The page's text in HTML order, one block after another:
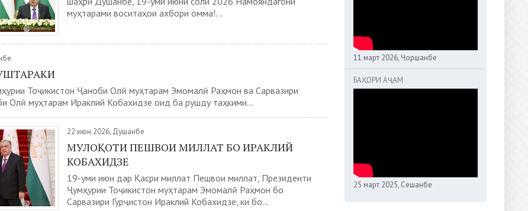
муҳтарами воситаҳои ахбори омма!...
Тоҷикистон Ҷаноби Олӣ муҳтарам Эмомалӣ Раҳмон ва Сарвазири
Олӣ муҳтарам Ираклий Кобахидзе оид ба рушду таҳкими...
22 июн 2026, Душанбе
МУЛОҚОТИ ПЕШВОИ МИЛЛАТ БО ИРАКЛИЙ
КОБАХИДЗЕ
19-уми июн дар Қасри миллат Пешвои миллат, Президенти
Ҷумҳурии Тоҷикистон муҳтарам Эмомалӣ Раҳмон бо
Сарвазири Гурҷистон Ираклий Кобахидзе, ки бо...
11 март 2026, Чоршанбе
БАҲОРИ АҶАМ
25 март 2025, Сешанбе